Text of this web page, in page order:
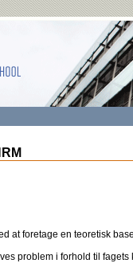
at foretage en teoretisk
problem i forhold til